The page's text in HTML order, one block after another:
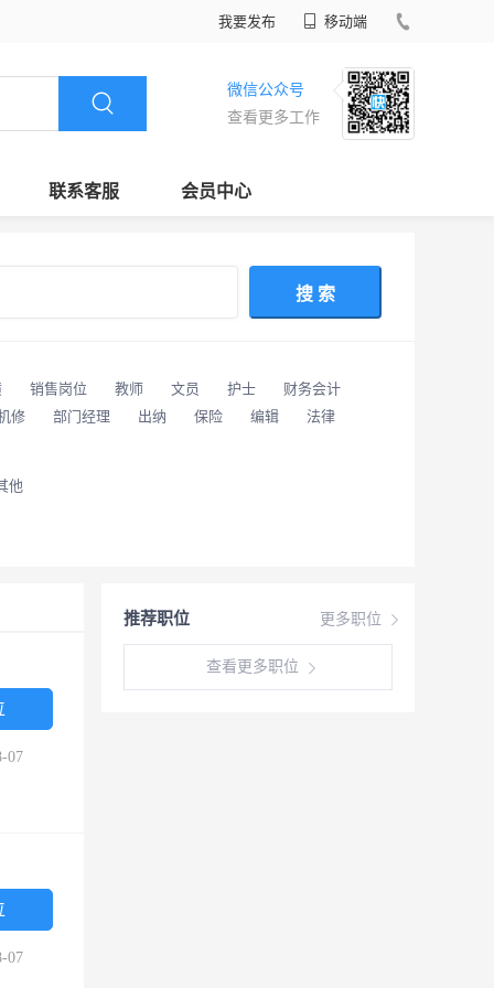
我要发布 移动端
微信公众号
查看更多工作
联系客服 会员中心
搜 索
销售岗位 教师 文员 护士
财务会计
修 部门经理 出纳 保险 编辑
法律
他
更多职位
推荐职位
查看更多职位
07
07